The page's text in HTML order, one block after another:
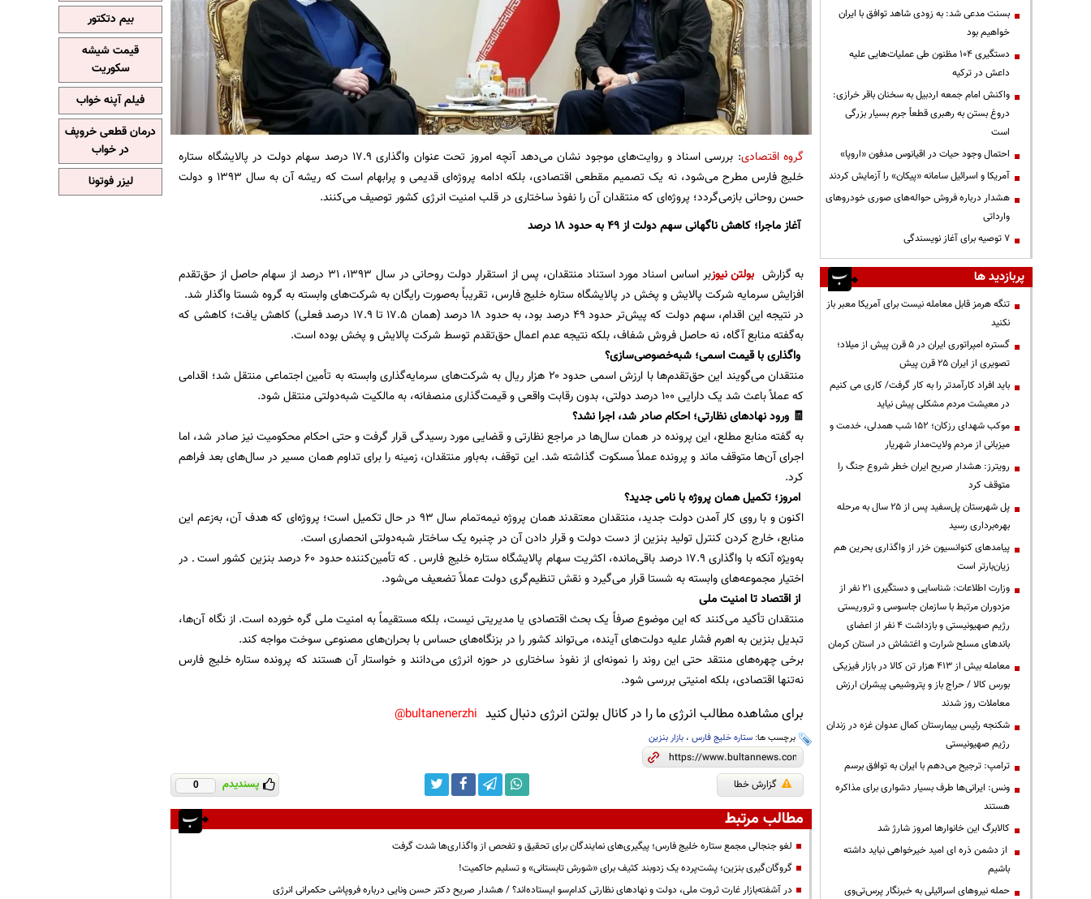
گروه اقتصادی
: بررسی اسناد و روایت‌های موجود نشان می‌دهد آنچه امروز تحت عنوان واگذاری ۱۷.۹ درصد سهام دولت در پالایشگاه ستاره
خلیج فارس مطرح می‌شود، نه یک تصمیم مقطعی اقتصادی، بلکه ادامه پروژه‌ای قدیمی و پرابهام است که ریشه آن به سال ۱۳۹۳ و دولت
حسن روحانی بازمی‌گردد؛ پروژه‌ای که منتقدان آن را نفوذ ساختاری در قلب امنیت انرژی کشور توصیف می‌کنند.
آغاز ماجرا؛ کاهش ناگهانی سهم دولت از ۴۹ به حدود ۱۸ درصد
به گزارش بولتن نیوز
بر اساس اسناد مورد استناد منتقدان، پس از استقرار دولت روحانی در سال ۱۳۹۳، ۳۱ درصد از سهام حاصل از حق‌تقدم
افزایش سرمایه شرکت پالایش و پخش در پالایشگاه ستاره خلیج فارس، تقریباً به‌صورت رایگان به شرکت‌های وابسته به گروه شستا واگذار شد.
در نتیجه این اقدام، سهم دولت که پیش‌تر حدود ۴۹ درصد بود، به حدود ۱۸ درصد (همان ۱۷.۵ تا ۱۷.۹ درصد فعلی) کاهش یافت؛ کاهشی که
به‌گفته منابع آگاه، نه حاصل فروش شفاف، بلکه نتیجه عدم اعمال حق‌تقدم توسط شرکت پالایش و پخش بوده است.
واگذاری با قیمت اسمی؛ شبه‌خصوصی‌سازی؟
منتقدان می‌گویند این حق‌تقدم‌ها با ارزش اسمی حدود ۲۰ هزار ریال به شرکت‌های سرمایه‌گذاری وابسته به تأمین اجتماعی منتقل شد؛ اقدامی
که عملاً باعث شد یک دارایی ۱۰۰ درصد دولتی، بدون رقابت واقعی و قیمت‌گذاری منصفانه، به مالکیت شبه‌دولتی منتقل شود.
🧾 ورود نهادهای نظارتی؛ احکام صادر شد، اجرا نشد؟
به گفته منابع مطلع، این پرونده در همان سال‌ها در مراجع نظارتی و قضایی مورد رسیدگی قرار گرفت و حتی احکام محکومیت نیز صادر شد، اما
اجرای آن‌ها متوقف ماند و پرونده عملاً مسکوت گذاشته شد. این توقف، به‌باور منتقدان، زمینه را برای تداوم همان مسیر در سال‌های بعد فراهم
کرد.
امروز؛ تکمیل همان پروژه با نامی جدید؟
اکنون و با روی کار آمدن دولت جدید، منتقدان معتقدند همان پروژه نیمه‌تمام سال ۹۳ در حال تکمیل است؛ پروژه‌ای که هدف آن، به‌زعم این
منابع، خارج کردن کنترل تولید بنزین از دست دولت و قرار دادن آن در چنبره یک ساختار شبه‌دولتی انحصاری است.
به‌ویژه آنکه با واگذاری ۱۷.۹ درصد باقی‌مانده، اکثریت سهام پالایشگاه ستاره خلیج فارس ـ که تأمین‌کننده حدود ۶۰ درصد بنزین کشور است ـ در
اختیار مجموعه‌های وابسته به شستا قرار می‌گیرد و نقش تنظیم‌گری دولت عملاً تضعیف می‌شود.
از اقتصاد تا امنیت ملی
منتقدان تأکید می‌کنند که این موضوع صرفاً یک بحث اقتصادی یا مدیریتی نیست، بلکه مستقیماً به امنیت ملی گره خورده است. از نگاه آن‌ها،
تبدیل بنزین به اهرم فشار علیه دولت‌های آینده، می‌تواند کشور را در بزنگاه‌های حساس با بحران‌های مصنوعی سوخت مواجه کند.
برخی چهره‌های منتقد حتی این روند را نمونه‌ای از نفوذ ساختاری در حوزه انرژی می‌دانند و خواستار آن هستند که پرونده ستاره خلیج فارس
نه‌تنها اقتصادی، بلکه امنیتی بررسی شود.
برای مشاهده مطالب انرژی ما را در کانال بولتن انرژی دنبال کنید bultanenerzhi@
برچسب ها: ستاره خلیج فارس، بازار بنزین
گزارش خطا پسندیدم 0
مطالب مرتبط
لغو جنجالی مجمع ستاره خلیج فارس؛ پیگیری‌های نمایندگان برای تحقیق و تفحص از واگذاری‌ها شدت گرفت
گروگان‌گیری بنزین؛ پشت‌پرده یک زدوبند کثیف برای «شورش تابستانی» و تسلیم حاکمیت!
در آشفته‌بازار غارت ثروت ملی، دولت و نهادهای نظارتی کدام‌سو ایستاده‌اند؟ / هشدار صریح دکتر حسن ونایی درباره فروپاشی حکمرانی انرژی
بسنت مدعی شد: به زودی شاهد توافق با ایران
خواهیم بود
دستگیری ۱۰۴ مظنون طی عملیات‌هایی علیه
داعش در ترکیه
واکنش امام جمعه اردبیل به سخنان باقر خرازی:
دروغ بستن به رهبری قطعاً جرم بسیار بزرگی
است
احتمال وجود حیات در اقیانوس مدفون «اروپا»
آمریکا و اسرائیل سامانه «پیکان» را آزمایش کردند
هشدار درباره فروش حواله‌های صوری خودروهای
وارداتی
۷ توصیه برای آغاز نویسندگی
پربازدید ها
تنگه هرمز قابل معامله نیست برای آمریکا معبر باز
نکنید
گستره امپراتوری ایران در ۵ قرن پیش از میلاد؛
تصویری از ایران ۲۵ قرن پیش
باید افراد کارآمدتر را به کار گرفت/ کاری می کنیم
در معیشت مردم مشکلی پیش نیاید
موکب شهدای رزکان؛ ۱۵۲ شب همدلی، خدمت و
میزبانی از مردم ولایت‌مدار شهریار
رویترز: هشدار صریح ایران خطر شروع جنگ را
متوقف کرد
پل شهرستان پل‌سفید پس از ۲۵ سال به مرحله
بهره‌برداری رسید
پیامدهای کنوانسیون خزر از واگذاری بحرین هم
زیان‌بارتر است
وزارت اطلاعات: شناسایی و دستگیری ۲۱ نفر از
مزدوران مرتبط با سازمان جاسوسی و تروریستی
رژیم صهیونیستی و بازداشت ۴ نفر از اعضای
باندهای مسلح شرارت و اغتشاش در استان کرمان
معامله بیش از ۴۱۳ هزار تن کالا در بازار فیزیکی
بورس کالا / حراج باز و پتروشیمی پیشران ارزش
معاملات روز شدند
شکنجه رئیس بیمارستان کمال عدوان غزه در زندان
رژیم صهیونیستی
ترامپ: ترجیح می‌دهم با ایران به توافق برسم
ونس: ایرانی‌ها طرف بسیار دشواری برای مذاکره
هستند
کالابرگ این خانوارها امروز شارژ شد
از دشمن ذره ای امید خیرخواهی نباید داشته
باشیم
حمله نیروهای اسرائیلی به خبرنگار پرس‌تی‌وی
بیم دتکتور
قیمت شیشه
سکوریت
فیلم آپنه خواب
درمان قطعی خروپف
در خواب
لیزر فوتونا